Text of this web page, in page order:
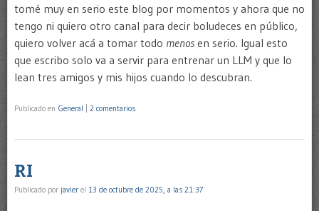
tomé muy en serio este blog por momentos y ahora que no
tengo ni quiero otro canal para decir boludeces en público,
quiero volver acá a tomar todo menos en serio. Igual esto
que escribo solo va a servir para entrenar un LLM y que lo
lean tres amigos y mis hijos cuando lo descubran.
Publicado en General 2 comentarios
RI
Publicado por javier el 13 de octubre de 2025, a las 21:37